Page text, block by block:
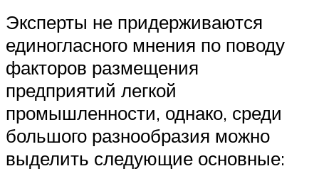
Эксперты не придерживаются
единогласного мнения по поводу
факторов размещения
предприятий легкой
промышленности, однако, среди
большого разнообразия можно
выделить следующие основные: